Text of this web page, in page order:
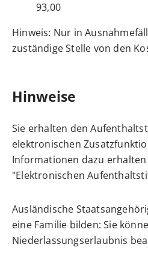
93,00
Hinweis: Nur in
zuständige Stelle von den
Hinweise
Sie erhalten den
elektronischen
Informationen dazu
"Elektronischen
Ausländische
eine Familie bilden: Sie
Niederlassungserlaubnis